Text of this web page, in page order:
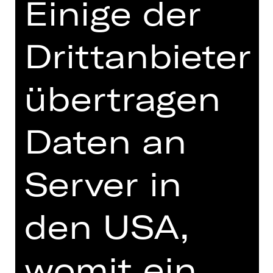
SCHAUSPIEL
JAHRE MIT MARTHA
nach dem Roman von Martin Kordić
Vorstellung
So, 28.01.2024, 19.00 Uhr
Kammerspiele
SCHAUSPIEL
Einige der
Drittanbieter
übertragen
Daten an
Server in
den USA,